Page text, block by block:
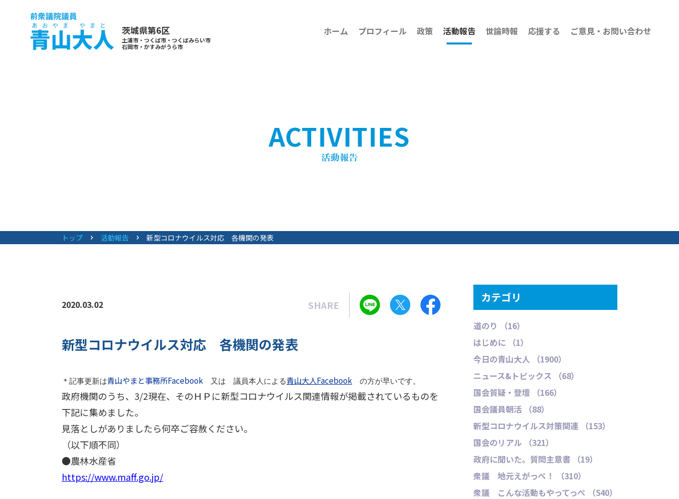
茨城県第6区
土浦市・つくば市・つくばみらい市
石岡市・かすみがうら市
ホーム プロフィール 政策 活動報告 世論時報 応援する ご意見・お問い合わせ
ACTIVITIES
トップ 活動報告 新型コロナウイルス対応 各機関の発表
2020.03.02 SHARE
新型コロナウイルス対応 各機関の発表
＊記事更新は青山やまと事務所Facebook 又は 議員本人による青山大人Facebook の方が早いです。
政府機関のうち、3/2現在、そのＨＰに新型コロナウイルス関連情報が掲載されているものを
下記に集めました。
見落としがありましたら何卒ご容赦ください。
（以下順不同）
●農林水産省
https://www.maff.go.jp/
カテゴリ
道のり （16）
はじめに （1）
今日の青山大人 （1900）
ニュース&トピックス （68）
国会質疑・登壇 （166）
国会議員朝活 （88）
新型コロナウイルス対策関連 （153）
国会のリアル （321）
政府に聞いた。質問主意書 （19）
衆議 地元えがっぺ！ （310）
衆議 こんな活動もやってっぺ （540）